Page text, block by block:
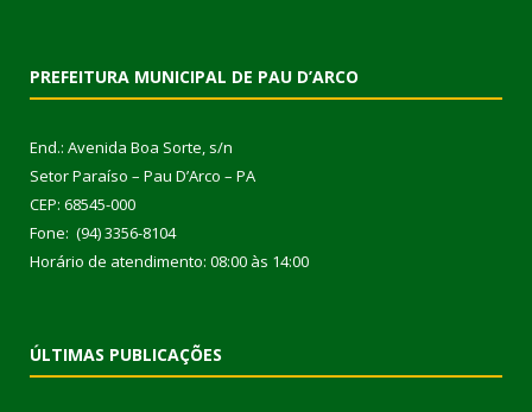
PREFEITURA MUNICIPAL DE PAU D’ARCO
End.: Avenida Boa Sorte, s/n
Setor Paraíso – Pau D’Arco – PA
CEP: 68545-000
Fone: (94) 3356-8104
Horário de atendimento: 08:00 às 14:00
ÚLTIMAS PUBLICAÇÕES